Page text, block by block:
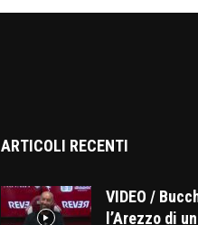
ARTICOLI RECENTI
VIDEO /
l’Arezzo di